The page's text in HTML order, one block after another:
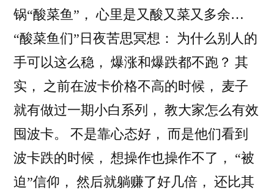
锅“酸菜鱼”， 心里是又酸又菜又多余…
“酸菜鱼们”日夜苦思冥想： 为什么别人的
手可以这么稳， 爆涨和爆跌都不跑？ 其
实， 之前在波卡价格不高的时候， 麦子
就有做过一期小白系列， 教大家怎么有效
囤波卡。 不是靠心态好， 而是他们看到
波卡跌的时候， 想操作也操作不了， “被
迫”信仰， 然后就躺赚了好几倍， 还比其